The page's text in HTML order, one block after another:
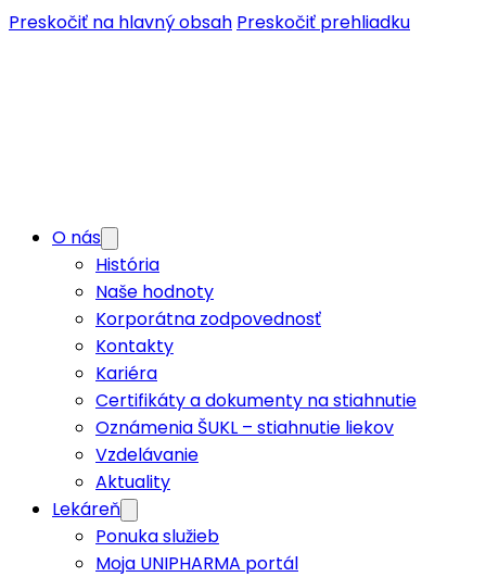
Preskočiť na hlavný obsah Preskočiť prehliadku
O nás
História
Naše hodnoty
Korporátna zodpovednosť
Kontakty
Kariéra
Certifikáty a dokumenty na stiahnutie
Oznámenia ŠUKL – stiahnutie liekov
Vzdelávanie
Aktuality
Lekáreň
Ponuka služieb
Moja UNIPHARMA portál